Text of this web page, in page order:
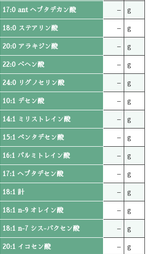
17:0 ant ヘプタデカン酸 – g
18:0 ステアリン酸 – g
20:0 アラキジン酸 – g
22:0 ベヘン酸 – g
24:0 リグノセリン酸 – g
10:1 デセン酸 – g
14:1 ミリストレイン酸 – g
15:1 ペンタデセン酸 – g
16:1 パルミトレイン酸 – g
17:1 ヘプタデセン酸 – g
18:1 計 – g
18:1 n-9 オレイン酸 – g
18:1 n-7 シス-バクセン酸 – g
20:1 イコセン酸 – g